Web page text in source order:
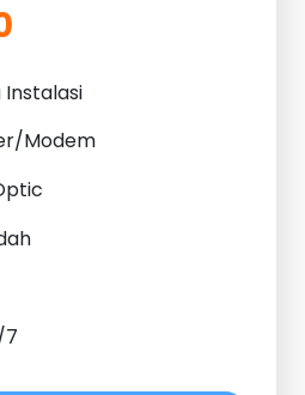
Instalasi
Modem
7